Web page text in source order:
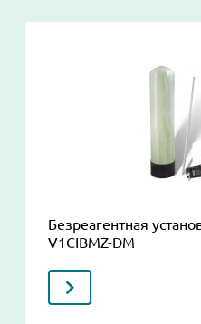
Безреагентная
V1CIBMZ-DM